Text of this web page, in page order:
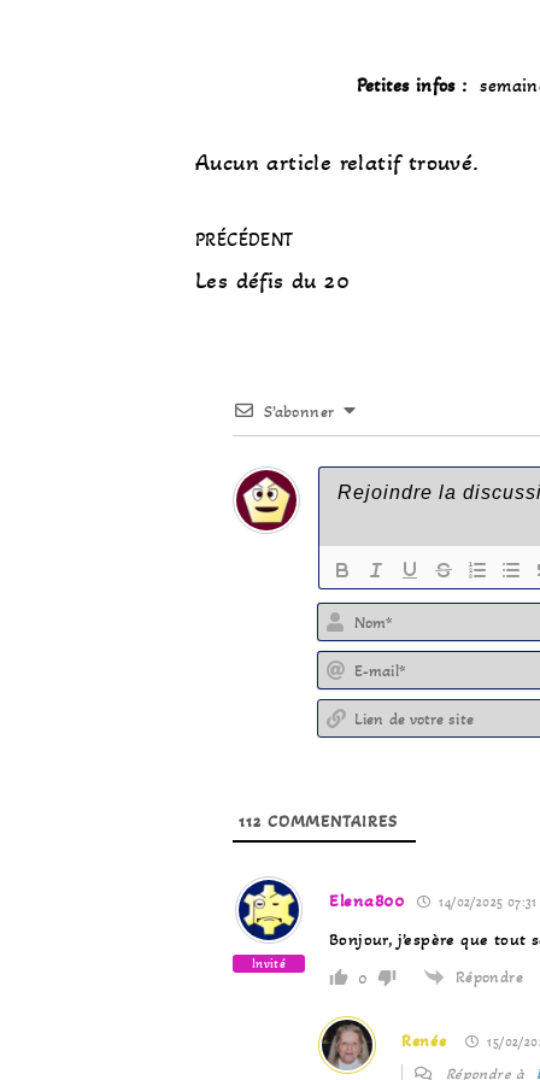
Petites infos :
Aucun article relatif trouvé.
PRÉCÉDENT
Les défis du 20
S’abonner
112 COMMENTAIRES
Invité
Elena800 14/02/2025 07:31
Bonjour, j’espère que tout
0 Répondre
Renée 15/02/
Répondre à